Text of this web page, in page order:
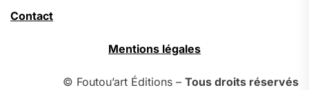
Contact
Mentions légales
© Foutou’art Éditions – Tous droits réservés